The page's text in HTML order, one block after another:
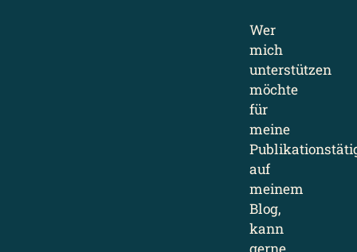
Wer
mich
unterstützen
möchte
für
meine
auf
meinem
Blog,
kann